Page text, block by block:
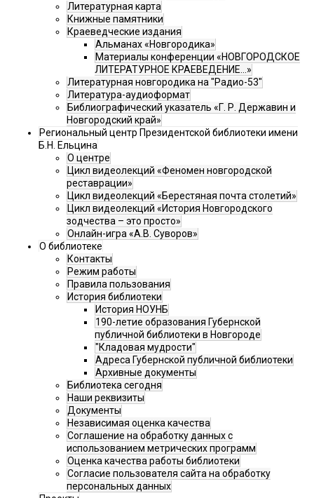
Литературная карта
Книжные памятники
Краеведческие издания
Альманах «Новгородика»
Материалы конференции «НОВГОРОДСКОЕ
ЛИТЕРАТУРНОЕ КРАЕВЕДЕНИЕ...»
Литературная новгородика на "Радио-53"
Литература-аудиоформат
Библиографический указатель «Г. Р. Державин и
Новгородский край»
Региональный центр Президентской библиотеки имени
Б.Н. Ельцина
О центре
Цикл видеолекций «Феномен новгородской
реставрации»
Цикл видеолекций «Берестяная почта столетий»
Цикл видеолекций «История Новгородского
зодчества – это просто»
Онлайн-игра «А.В. Суворов»
О библиотеке
Контакты
Режим работы
Правила пользования
История библиотеки
История НОУНБ
190-летие образования Губернской
публичной библиотеки в Новгороде
"Кладовая мудрости"
Адреса Губернской публичной библиотеки
Архивные документы
Библиотека сегодня
Наши реквизиты
Документы
Независимая оценка качества
Соглашение на обработку данных с
использованием метрических программ
Оценка качества работы библиотеки
Согласие пользователя сайта на обработку
персональных данных